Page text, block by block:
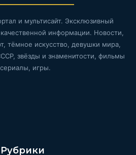
и мультисайт. Эксклюзивный
информации. Новости,
тёмное искусство, девушки мира,
звёзды и знаменитости, фильмы
игры.
Рубрики